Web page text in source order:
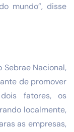
mundo”, disse
Nacional,
de promover
fatores, os
localmente,
as empresas,